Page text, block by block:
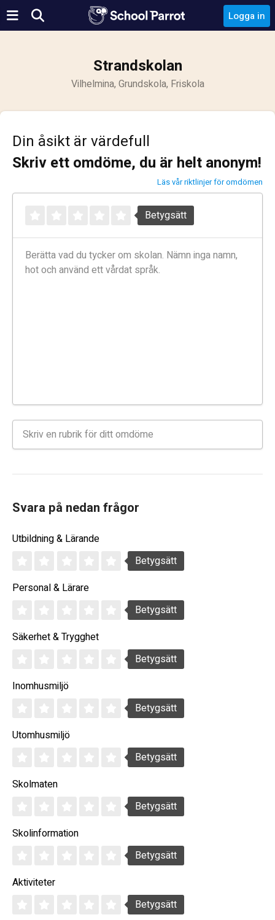
Logga in
Strandskolan
Vilhelmina, Grundskola, Friskola
Din åsikt är värdefull
Skriv ett omdöme, du är helt anonym!
Läs vår riktlinjer för omdömen
Betygsätt
Svara på nedan frågor
Utbildning & Lärande
Betygsätt
Personal & Lärare
Betygsätt
Säkerhet & Trygghet
Betygsätt
Inomhusmiljö
Betygsätt
Utomhusmiljö
Betygsätt
Skolmaten
Betygsätt
Skolinformation
Betygsätt
Aktiviteter
Betygsätt